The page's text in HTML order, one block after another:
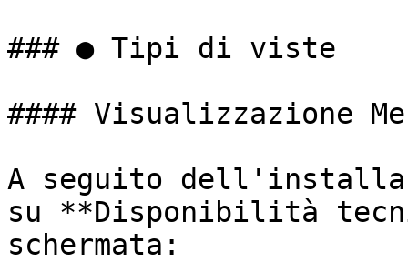
### ● Tipi di viste
#### Visualizzazione
A seguito
su **Disponibilità
schermata: